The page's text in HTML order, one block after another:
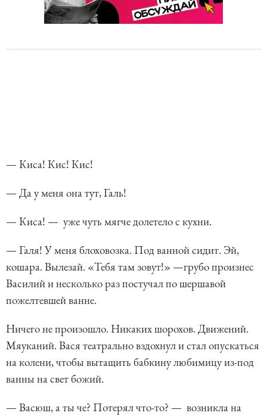
— Киса! Кис! Кис!
— Да у меня она тут, Галь!
— Киса! — уже чуть мягче долетело с кухни.
— Галя! У меня блоховозка. Под ванной сидит. Эй,
кошара. Вылезай. «Тебя там зовут!» —грубо произнес
Василий и несколько раз постучал по шершавой
пожелтевшей ванне.
Ничего не произошло. Никаких шорохов. Движений.
Мяуканий. Вася театрально вздохнул и стал опускаться
на колени, чтобы вытащить бабкину любимицу из-под
ванны на свет божий.
— Васюш, а ты че? Потерял что-то? — возникла на